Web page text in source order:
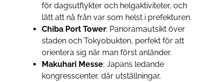
för dagsutflykter och helgaktiviteter, och
lätt att nå från var som helst i prefekturen.
Chiba Port Tower: Panoramautsikt över
staden och Tokyobukten, perfekt för att
orientera sig när man först anländer.
Makuhari Messe: Japans ledande
kongresscenter, där utställningar,